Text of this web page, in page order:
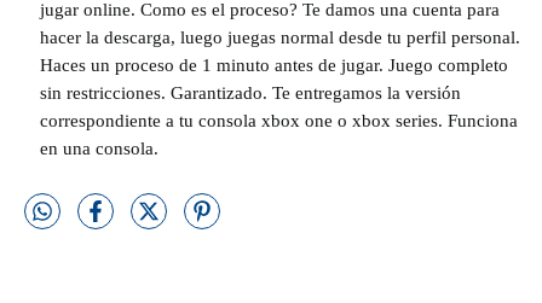
jugar online. Como es el proceso? Te damos una cuenta para
hacer la descarga, luego juegas normal desde tu perfil personal.
Haces un proceso de 1 minuto antes de jugar. Juego completo
sin restricciones. Garantizado. Te entregamos la versión
correspondiente a tu consola xbox one o xbox series. Funciona
en una consola.